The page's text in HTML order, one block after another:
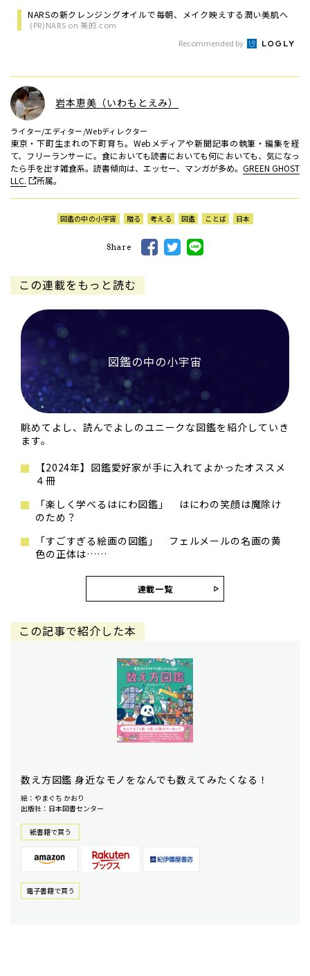
NARSの新クレンジングオイルで毎朝、メイク映えする潤い美肌へ
(PR)NARS on 美的.com
Recommended by
岩本恵美（いわもとえみ）
ライター/エディター/Webディレクター
東京・下町生まれの下町育ち。Webメディアや新聞記事の執筆・編集を経
て、フリーランサーに。食においても読書においても何においても、気になっ
たら手を出す雑食系。読書傾向は、エッセー、マンガが多め。 GREEN GHOST
LLC.
所属。
図鑑の中の小宇宙 贈る 考える 図鑑 ことば 日本
Share
この連載をもっと読む
図鑑の中の小宇宙
眺めてよし、読んでよしのユニークな図鑑を紹介していき
ます。
【2024年】図鑑愛好家が手に入れてよかったオススメ
４冊
「楽しく学べるはにわ図鑑」 はにわの笑顔は魔除け
のため？
「すごすぎる絵画の図鑑」 フェルメールの名画の黄
色の正体は……
連載一覧
この記事で紹介した本
数え方図鑑 身近なモノをなんでも数えてみたくなる！
絵：やまぐち かおり
出版社：日本図書センター
紙書籍で買う
電⼦書籍で買う